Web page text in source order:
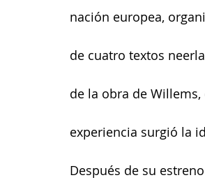
nación europea,
de cuatro textos
de la obra de
experiencia surgió la
Después de su